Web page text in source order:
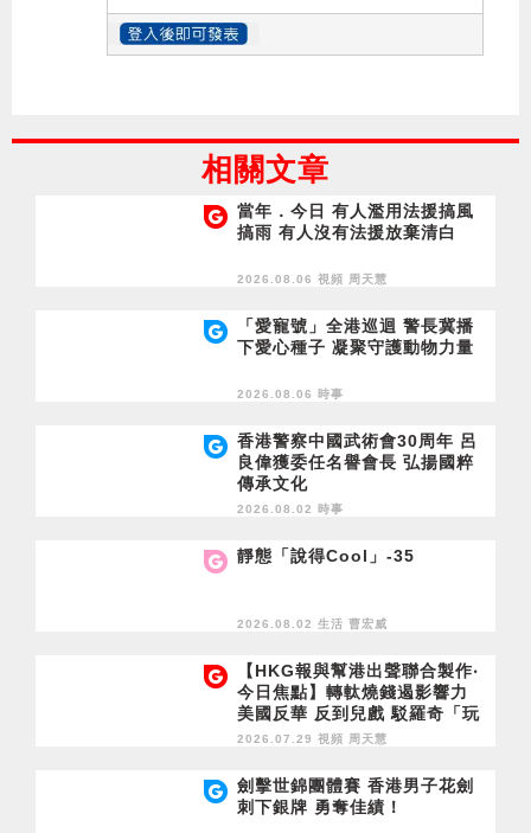
相關文章
當年．今日 有人濫用法援搞風
搞雨 有人沒有法援放棄清白
2026.08.06 視頻 周天慧
「愛寵號」全港巡迴 警長冀播
下愛心種子 凝聚守護動物力量
2026.08.06 時事
香港警察中國武術會30周年 呂
良偉獲委任名譽會長 弘揚國粹
傳承文化
2026.08.02 時事
靜態「說得Cool」-35
2026.08.02 生活 曹宏威
【HKG報與幫港出聲聯合製作‧
今日焦點】轉軚燒錢遏影響力
美國反華 反到兒戲 駁羅奇「玩
完論」 香港唔靠中國 唔通靠美
2026.07.29 視頻 周天慧
劍擊世錦團體賽 香港男子花劍
刺下銀牌 勇奪佳績！